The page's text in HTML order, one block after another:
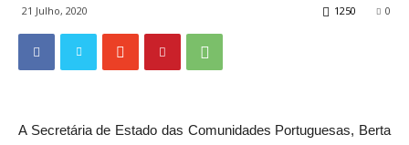
21 Julho, 2020 0
1250
A Secretária de Estado das Comunidades Portuguesas, Berta